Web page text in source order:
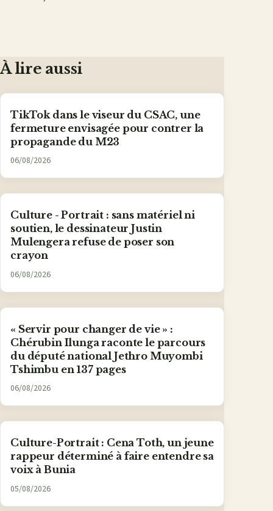
À lire aussi
TikTok dans le viseur du CSAC, une
fermeture envisagée pour contrer la
propagande du M23
06/08/2026
Culture - Portrait : sans matériel ni
soutien, le dessinateur Justin
Mulengera refuse de poser son
crayon
06/08/2026
« Servir pour changer de vie » :
Chérubin Ilunga raconte le parcours
du député national Jethro Muyombi
Tshimbu en 137 pages
06/08/2026
Culture-Portrait : Cena Toth, un jeune
rappeur déterminé à faire entendre sa
voix à Bunia
05/08/2026